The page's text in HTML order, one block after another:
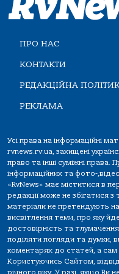
ПРО НАС
КОНТАКТИ
РЕДАКЦІЙНА
РЕКЛАМА
Усі права на інформаційні
rvnews.rv.ua, захищені
право та інші суміжні права.
інформаційних та фото-
«RvNews» має міститися в
редакції може не збігатися з
матеріали не претендують
висвітлення теми, про яку
достовірність та
поділяти погляди та думки,
коментарях до статей, а сам
Користуючись Сайтом,
річного віку. У разі, якщо Ви